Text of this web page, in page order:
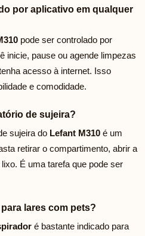
por aplicativo em qualquer
pode ser controlado por
inicie, pause ou agende limpezas
acesso à internet. Isso
e comodidade.
de sujeira?
sujeira do Lefant M310 é um
retirar o compartimento, abrir a
É uma tarefa que pode ser
lares com pets?
é bastante indicado para